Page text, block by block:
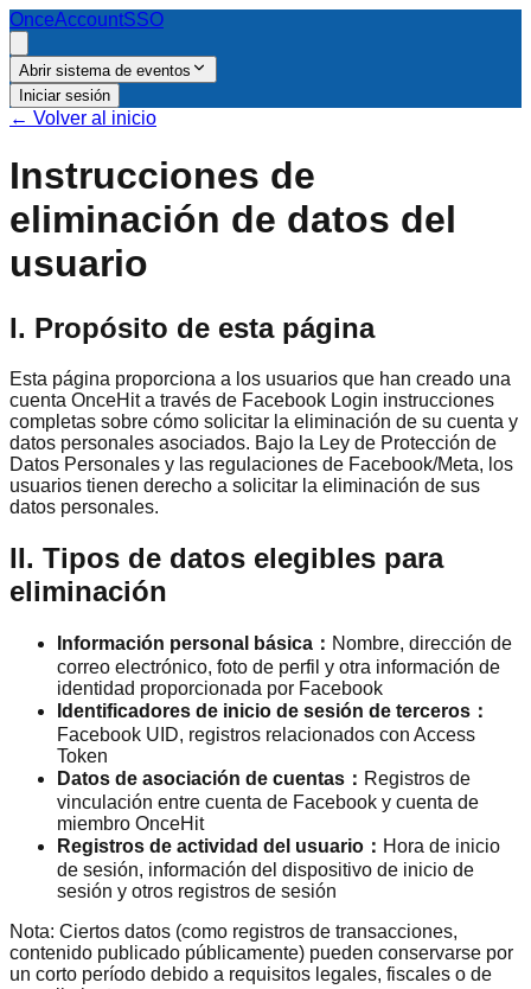
OnceAccountSSO
Abrir sistema de eventos
Iniciar sesión
← Volver al inicio
Instrucciones de
eliminación de datos del
usuario
I. Propósito de esta página
Esta página proporciona a los usuarios que han creado una
cuenta OnceHit a través de Facebook Login instrucciones
completas sobre cómo solicitar la eliminación de su cuenta y
datos personales asociados. Bajo la Ley de Protección de
Datos Personales y las regulaciones de Facebook/Meta, los
usuarios tienen derecho a solicitar la eliminación de sus
datos personales.
II. Tipos de datos elegibles para
eliminación
Información personal básica ： Nombre, dirección de
correo electrónico, foto de perfil y otra información de
identidad proporcionada por Facebook
Identificadores de inicio de sesión de terceros ：
Facebook UID, registros relacionados con Access
Token
Datos de asociación de cuentas ： Registros de
vinculación entre cuenta de Facebook y cuenta de
miembro OnceHit
Registros de actividad del usuario ： Hora de inicio
de sesión, información del dispositivo de inicio de
sesión y otros registros de sesión
Nota: Ciertos datos (como registros de transacciones,
contenido publicado públicamente) pueden conservarse por
un corto período debido a requisitos legales, fiscales o de